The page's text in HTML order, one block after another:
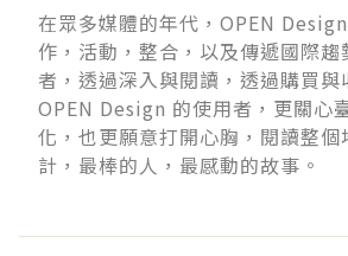
在眾多媒體的年代，OPEN
作，活動，整合，以及傳遞國際趨
者，透過深入與閱讀，透過購買與
OPEN Design 的使用者，更關心
化，也更願意打開心胸，閱讀整個
計，最棒的人，最感動的故事。